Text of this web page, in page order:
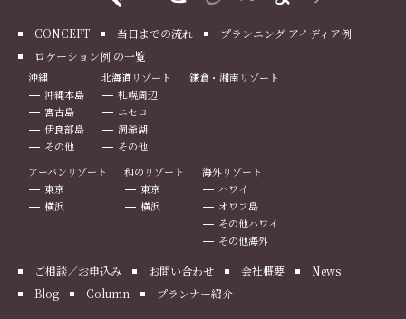
CONCEPT 当日までの流れ
プランニング アイディア例
ロケーション例 の一覧
沖縄
沖縄本島
宮古島
伊良部島
その他
北海道リゾート
札幌周辺
ニセコ
洞爺湖
その他
鎌倉・湘南リゾート
アーバンリゾート
東京
横浜
和のリゾート
東京
横浜
海外リゾート
ハワイ
オワフ島
その他ハワイ
その他海外
ご相談／お申込み お問い合わせ 会社概要
News
Blog
Column プランナー紹介